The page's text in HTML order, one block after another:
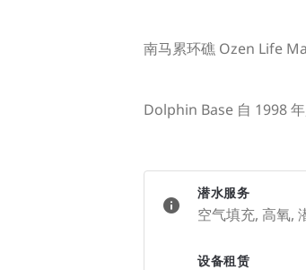
南马累环礁 Ozen Life
Dolphin Base 自 1998
潜水服务
空气填充, 高氧,
设备租赁